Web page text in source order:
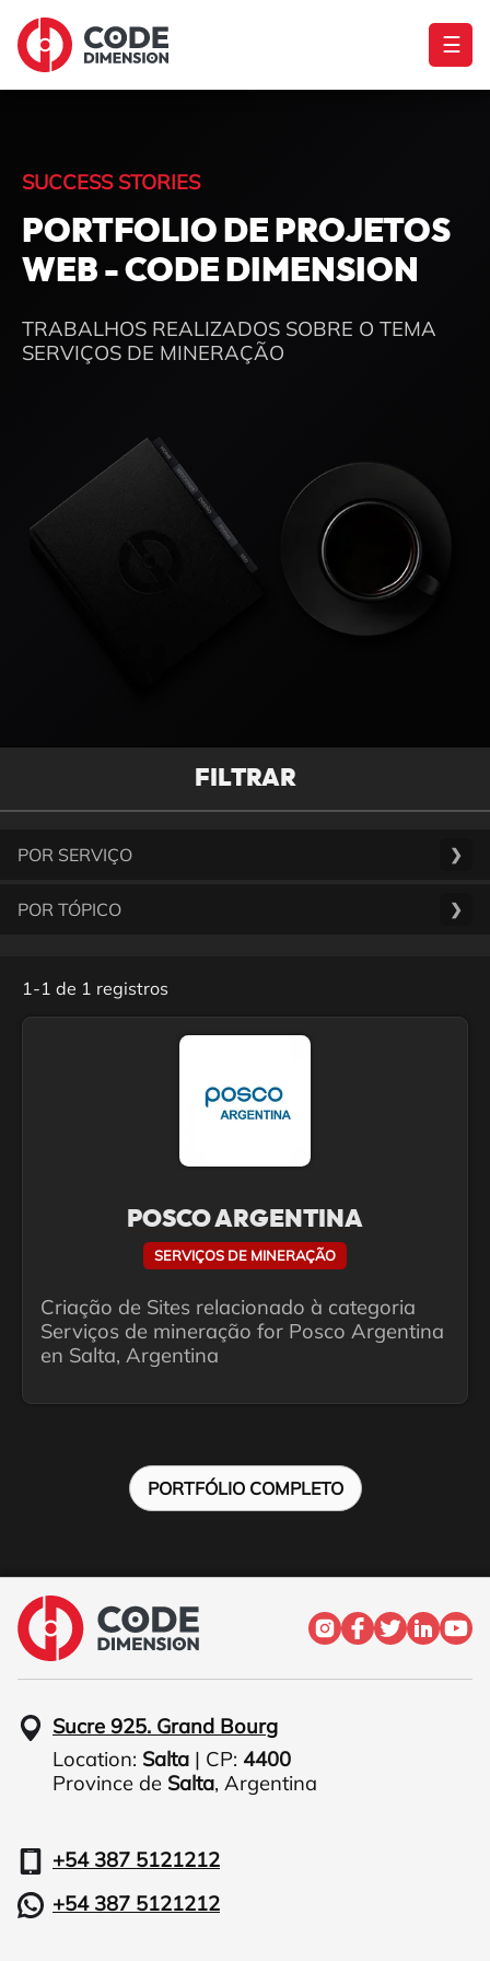
☰
SUCCESS STORIES
PORTFOLIO DE PROJETOS
WEB - CODE DIMENSION
TRABALHOS REALIZADOS SOBRE O TEMA
SERVIÇOS DE MINERAÇÃO
FILTRAR
POR SERVIÇO ❯
POR TÓPICO ❯
1-1 de 1 registros
POSCO ARGENTINA
SERVIÇOS DE MINERAÇÃO
Criação de Sites relacionado à categoria
Serviços de mineração for Posco Argentina
en Salta, Argentina
PORTFÓLIO COMPLETO
Sucre 925. Grand Bourg
Location: Salta | CP: 4400
Province de Salta, Argentina
+54 387 5121212
+54 387 5121212